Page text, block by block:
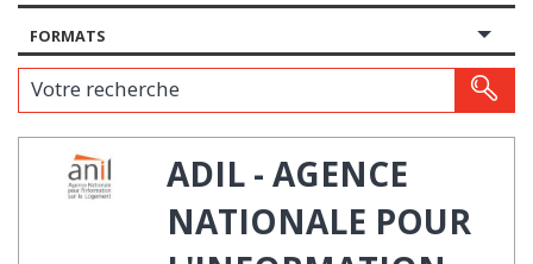
FORMATS
Votre recherche
ADIL - AGENCE
NATIONALE POUR